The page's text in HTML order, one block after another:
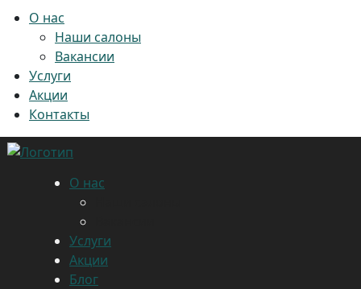
О нас
Наши салоны
Вакансии
Услуги
Акции
Контакты
О нас
Услуги
Акции
Блог